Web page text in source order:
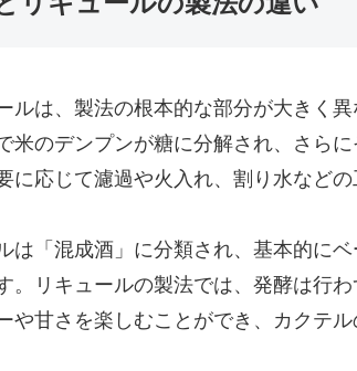
ルは、製法の根本的な部分が大きく
米のデンプンが糖に分解され、さら
に応じて濾過や火入れ、割り水などの
は「混成酒」に分類され、基本的に
。リキュールの製法では、発酵は行
や甘さを楽しむことができ、カクテ